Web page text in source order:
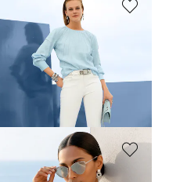
MADELEINE
Schlanke Five-Pocket-Jeans
59,95 €
119,95 €
30-Tage-Bestpreis**: 99,95 €